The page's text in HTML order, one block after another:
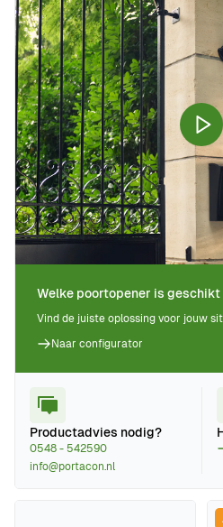
Welke poortopener is
Vind de juiste oplossing voor jouw
Naar configurator
Productadvies nodig?
0548 - 542590
info@portacon.nl